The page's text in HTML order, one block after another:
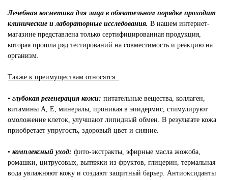
Лечебная косметика для лица в обязательном порядке проходит
клинические и лабораторные исследования. В нашем интернет-
магазине представлена только сертифицированная продукция,
которая прошла ряд тестирований на совместимость и реакцию на
организм.
Также к преимуществам относятся:
• глубокая регенерация кожи: питательные вещества, коллаген,
витамины А, Е, минералы, проникая в эпидермис, стимулируют
омоложение клеток, улучшают липидный обмен. В результате кожа
приобретает упругость, здоровый цвет и сияние.
• комплексный уход: фито-экстракты, эфирные масла жожоба,
ромашки, цитрусовых, вытяжки из фруктов, глицерин, термальная
вода увлажняют кожу и создают защитный барьер. Антиоксиданты